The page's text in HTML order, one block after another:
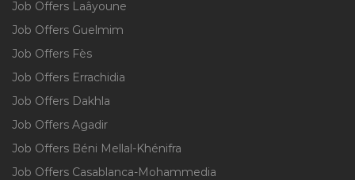
Job Offers Laâyoune
Job Offers Guelmim
Job Offers Fès
Job Offers Errachidia
Job Offers Dakhla
Job Offers Agadir
Job Offers Béni Mellal-Khénifra
Job Offers Casablanca-Mohammedia